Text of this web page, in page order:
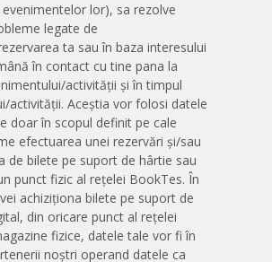
evenimentelor lor), sa rezolve
legate de
ta sau în baza interesului
în contact cu tine pana la
activității și în timpul
activității. Aceștia vor folosi datele
doar în scopul definit pe cale
efectuarea unei rezervări și/sau
de bilete pe suport de hârtie sau
punct fizic al rețelei BookTes. În
achiziționa bilete pe suport de
din oricare punct al rețelei
fizice, datele tale vor fi în
noștri operand datele ca